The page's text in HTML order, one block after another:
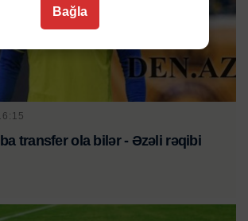
transfer ola bilər - Əzəli rəqibi
Bağla